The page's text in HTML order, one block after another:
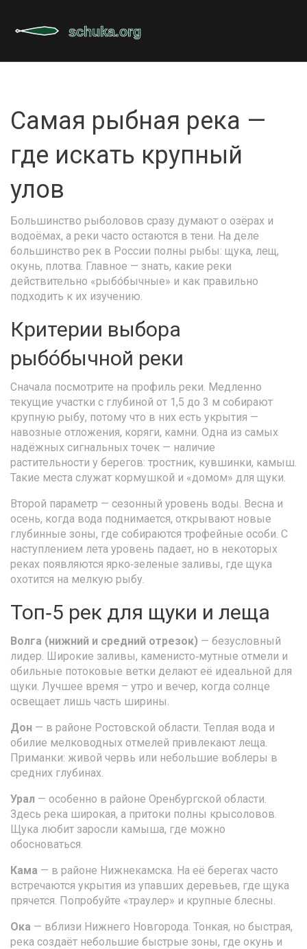
Самая рыбная река —
где искать крупный
улов
Большинство рыболовов сразу думают о озёрах и
водоёмах, а реки часто остаются в тени. На деле
большинство рек в России полны рыбы: щука, лещ,
окунь, плотва. Главное — знать, какие реки
действительно «рыбо́бычные» и как правильно
подходить к их изучению.
Критерии выбора
рыбо́бычной реки
Сначала посмотрите на профиль реки. Медленно
текущие участки с глубиной от 1,5 до 3 м собирают
крупную рыбу, потому что в них есть укрытия —
навозные отложения, коряги, камни. Одна из самых
надёжных сигнальных точек — наличие
растительности у берегов: тростник, кувшинки, камыш.
Такие места служат кормушкой и «домом» для щуки.
Второй параметр — сезонный уровень воды. Весна и
осень, когда вода поднимается, открывают новые
глубинные зоны, где собираются трофейные особи. С
наступлением лета уровень падает, но в некоторых
реках появляются ярко‑зеленые заливы, где щука
охотится на мелкую рыбу.
Топ‑5 рек для щуки и леща
Волга (нижний и средний отрезок) — безусловный
лидер. Широкие заливы, каменисто‑мутные отмели и
обильные потоковые ветки делают её идеальной для
щуки. Лучшее время – утро и вечер, когда солнце
освещает лишь часть ширины.
Дон — в районе Ростовской области. Теплая вода и
обилие мелководных отмелей привлекают леща.
Приманки: живой червь или небольшие воблеры в
средних глубинах.
Урал — особенно в районе Оренбургской области.
Здесь река широкая, а притоки полны крысоловов.
Щука любит заросли камыша, где можно
обосноваться.
Кама — в районе Нижнекамска. На её берегах часто
встречаются укрытия из упавших деревьев, где щука
прячется. Попробуйте «траулер» и крупные блесны.
Ока — вблизи Нижнего Новгорода. Тонкая, но быстрая,
река создаёт небольшие быстрые зоны, где окунь и